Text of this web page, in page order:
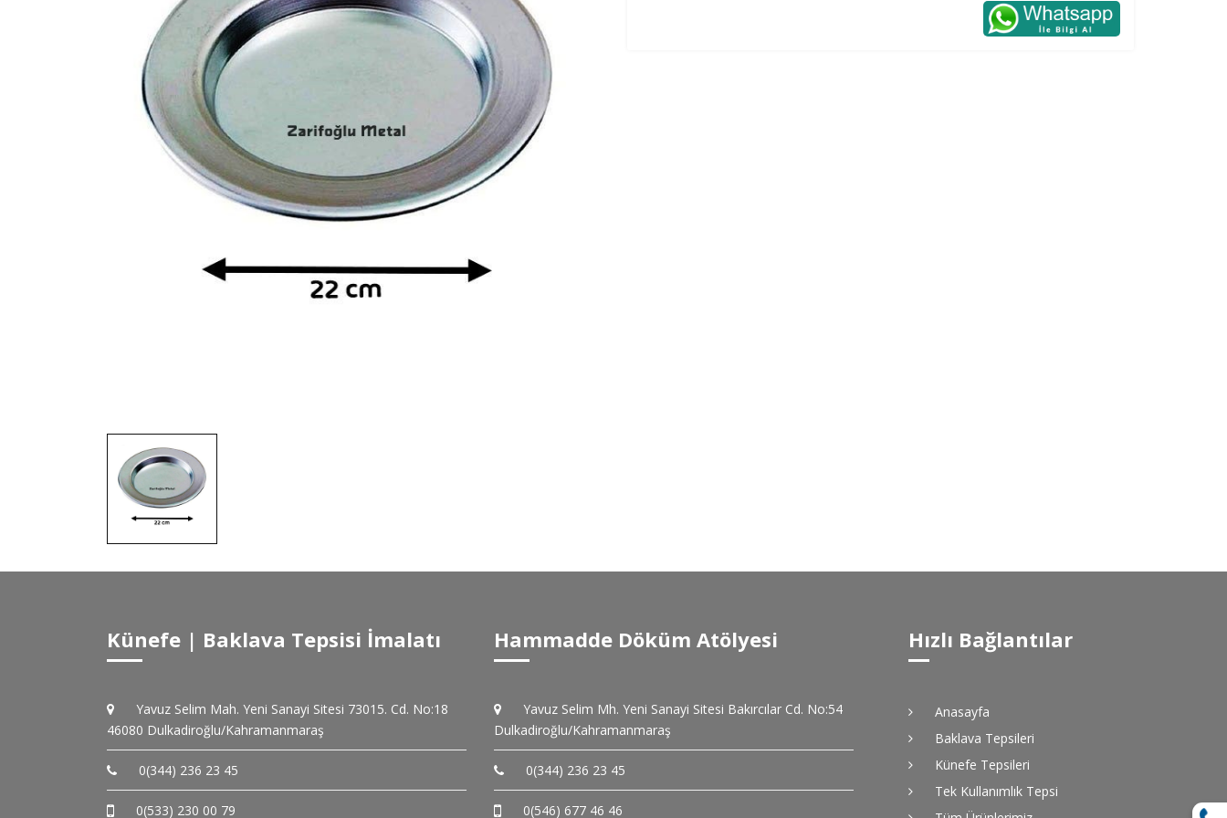
Künefe | Baklava Tepsisi İmalatı
Yavuz Selim Mah. Yeni Sanayi Sitesi 73015. Cd. No:18
46080 Dulkadiroğlu/Kahramanmaraş
0(344) 236 23 45
0(533) 230 00 79
Hammadde Döküm Atölyesi
Yavuz Selim Mh. Yeni Sanayi Sitesi Bakırcılar Cd. No:54
Dulkadiroğlu/Kahramanmaraş
0(344) 236 23 45
0(546) 677 46 46
Hızlı Bağlantılar
Anasayfa
Baklava Tepsileri
Künefe Tepsileri
Tek Kullanımlık Tepsi